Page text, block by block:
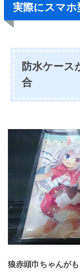
実際にスマホ
防水ケース
合
狼赤頭巾ちゃんが